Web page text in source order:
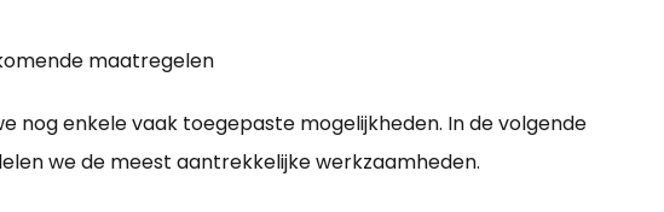
maatregelen
nog enkele vaak toegepaste mogelijkheden. In de volgende
we de meest aantrekkelijke werkzaamheden.